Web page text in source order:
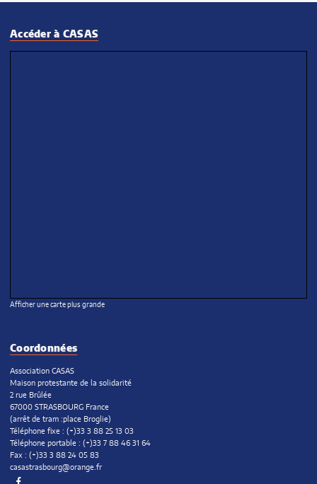
Accéder à CASAS
Afficher une carte plus grande
Coordonnées
Association CASAS
Maison protestante de la solidarité
2 rue Brûlée
67000 STRASBOURG France
(arrêt de tram :place Broglie)
Téléphone fixe : (+)33 3 88 25 13 03
Téléphone portable : (+)33 7 88 46 31 64
Fax : (+)33 3 88 24 05 83
casastrasbourg@orange.fr